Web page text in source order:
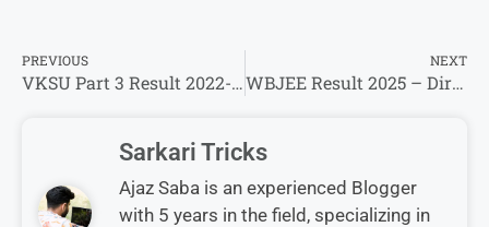
PREVIOUS
VKSU Part 3 Result 2022-25 Direct Link To Check Result @vksuexams.com
NEXT
WBJEE Result 2025 – Direct Link To CHeck Result & More Updates@wbjee.nic.in
Sarkari Tricks
Ajaz Saba is an experienced Blogger
with 5 years in the field, specializing in